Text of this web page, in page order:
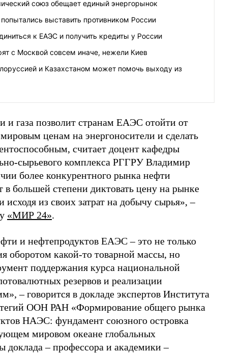
союз обещает единый энергорынок
выставить противником России
к ЕАЭС и получить кредиты у России
с Москвой совсем иначе, нежели Киев
и Казахстаном может помочь выходу из
и газа позволит странам ЕАЭС отойти от
ценам на энергоносители и сделать
считает доцент кафедры
сырьевого комплекса РГГРУ Владимир
более конкурентного рынка нефти
в большей степени диктовать цену на рынке
исходя из своих затрат на добычу сырья», –
«МИР 24».
и нефтепродуктов ЕАЭС – это не только
оборотом какой-то товарной массы, но
поддержания курса национальной
резервов и реализации
– говорится в докладе экспертов Института
ООН РАН «Формирование общего рынка
НАЭС: фундамент союзного островка
мировом океане глобальных
доклада – профессора и академики –